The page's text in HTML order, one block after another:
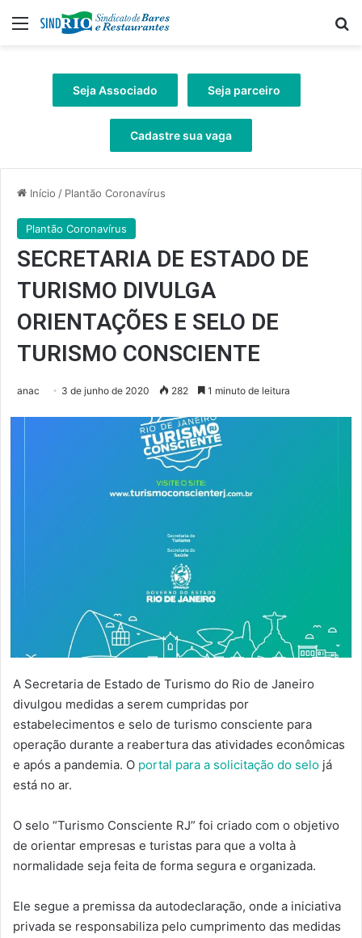
Menu
Seja Associado Seja parceiro
Cadastre sua vaga
Início / Plantão Coronavírus
Plantão Coronavírus
SECRETARIA DE ESTADO DE
TURISMO DIVULGA
ORIENTAÇÕES E SELO DE
TURISMO CONSCIENTE
anac 3 de junho de 2020 282 1 minuto de leitura
A Secretaria de Estado de Turismo do Rio de Janeiro
divulgou medidas a serem cumpridas por
estabelecimentos e selo de turismo consciente para
operação durante a reabertura das atividades econômicas
e após a pandemia. O portal para a solicitação do selo já
está no ar.
O selo “Turismo Consciente RJ” foi criado com o objetivo
de orientar empresas e turistas para que a volta à
normalidade seja feita de forma segura e organizada.
Ele segue a premissa da autodeclaração, onde a iniciativa
privada se responsabiliza pelo cumprimento das medidas